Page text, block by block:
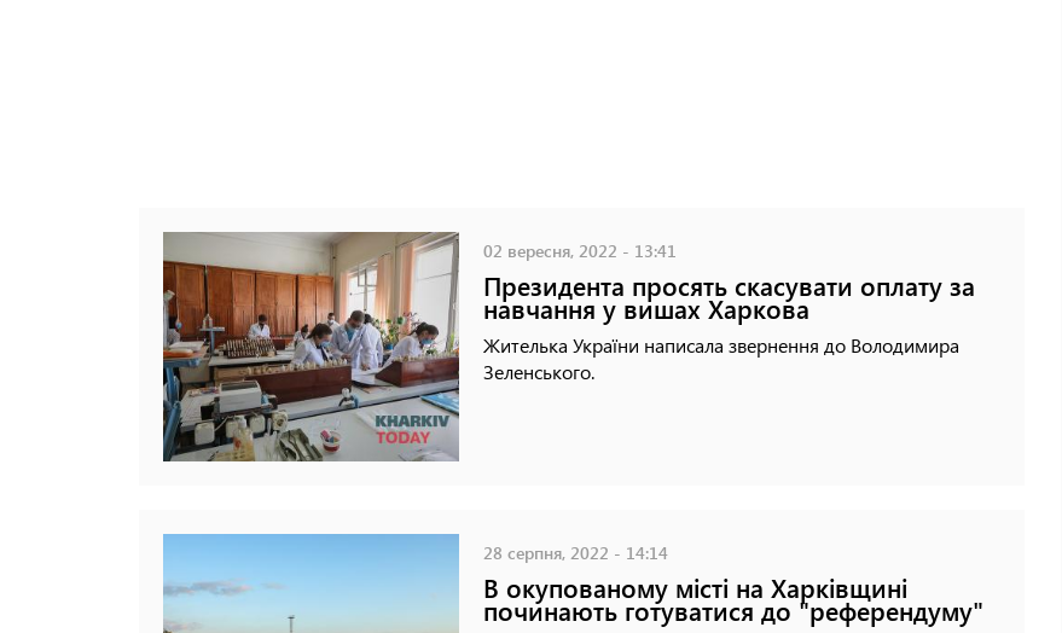
02 вересня, 2022 - 13:41
Президента просять скасувати оплату за
навчання у вишах Харкова
Жителька України написала звернення до Володимира
Зеленського.
28 серпня, 2022 - 14:14
В окупованому місті на Харківщині
починають готуватися до "референдуму"